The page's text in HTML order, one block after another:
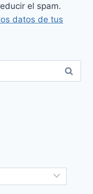
el spam.
datos de tus